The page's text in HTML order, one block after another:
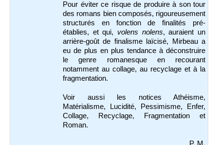
Pour éviter ce risque de produire à son tour
des romans bien composés, rigoureusement
structurés en fonction de finalités pré-
établies, et qui, volens nolens, auraient un
arrière-goût de finalisme laïcisé, Mirbeau a
eu de plus en plus tendance à déconstruire
le genre romanesque en recourant
notamment au collage, au recyclage et à la
fragmentation.
Voir aussi les notices Athéisme,
Matérialisme, Lucidité, Pessimisme, Enfer,
Collage, Recyclage, Fragmentation et
Roman.